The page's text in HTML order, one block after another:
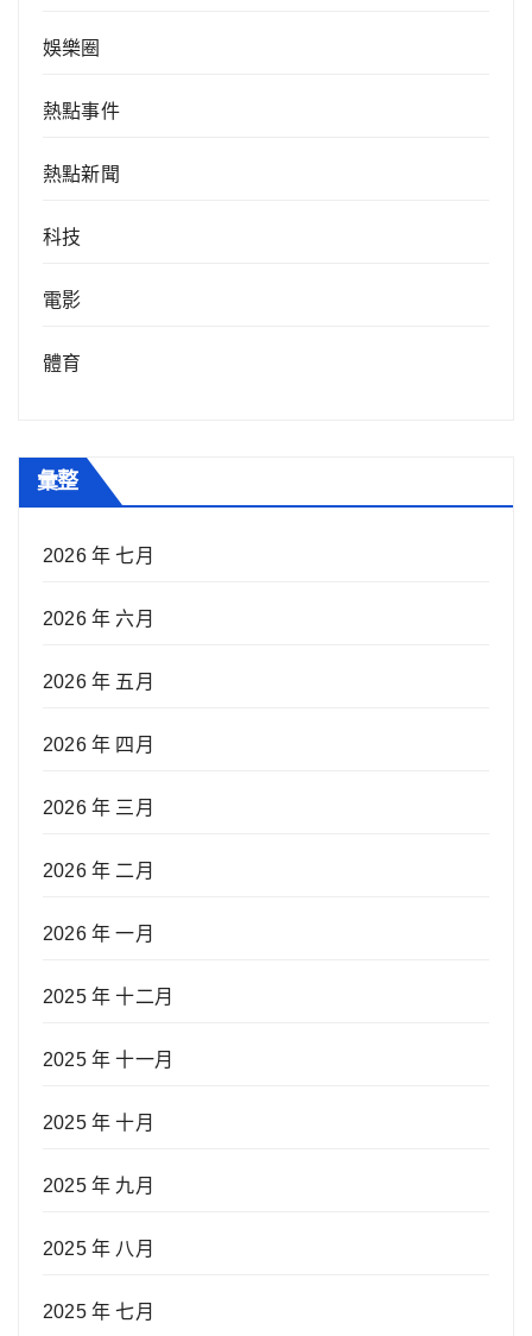
娛樂圈
熱點事件
熱點新聞
科技
電影
體育
彙整
2026 年 七月
2026 年 六月
2026 年 五月
2026 年 四月
2026 年 三月
2026 年 二月
2026 年 一月
2025 年 十二月
2025 年 十一月
2025 年 十月
2025 年 九月
2025 年 八月
2025 年 七月